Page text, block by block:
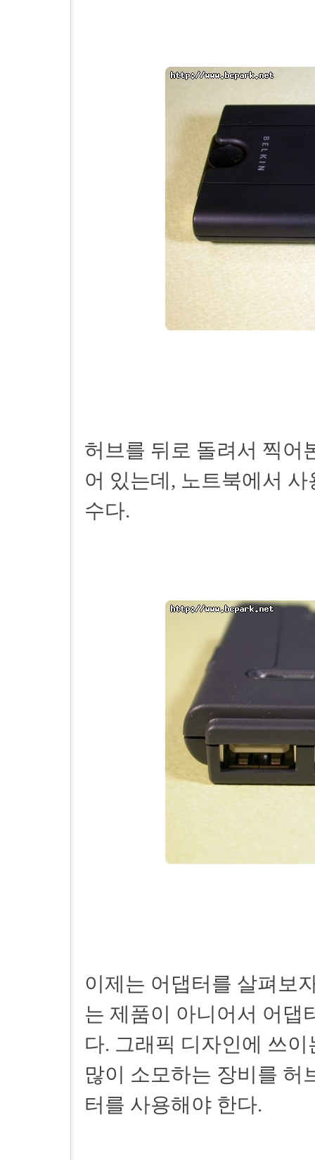
허브를 뒤로 돌려서 찍어
어 있는데, 노트북에서
수다.
이제는 어댑터를 살펴보
는 제품이 아니어서 어댑
다. 그래픽 디자인에 쓰
많이 소모하는 장비를 허
터를 사용해야 한다.